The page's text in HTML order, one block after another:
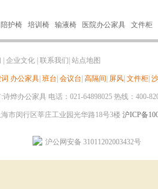
陪护椅 培训椅 输液椅 医院办公家具 文件柜
企业文化 联系我们 站点地图
办公家具 班台 会议台 高隔间 屏风 文件柜
诗烨办公家具 电话：021-64898025 热线：400-
市闵行区莘庄工业园光华路18号3楼 沪ICP备
沪公网安备 31011202003432号